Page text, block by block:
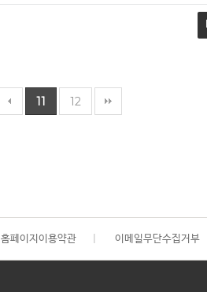
11 12
홈페이지이용약관 이메일무단수집거부